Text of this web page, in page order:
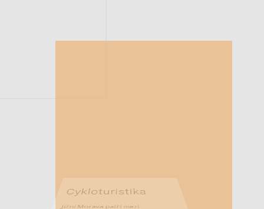
cykloturistiku v České republice.